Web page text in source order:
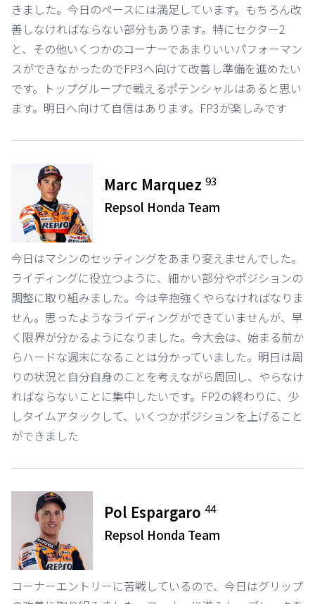
きました。今日のペースには満足しています。もちろん改
善しなければならない部分もあります。特にセクター2
と、その他いくつかのコーナーであまりいいパフォーマン
スができなかったのでFP3へ向けて改善し準備を進めたい
です。トップグループで戦えるポテンシャルはあると思い
ます。明日へ向けて自信はあります。FP3が楽しみです
Marc Marquez93
Repsol Honda Team
今日はマシンのセッティングをあまり変えませんでした。
ライディングに役立つように、細かい部分やポジションの
調整に取り組みました。今は辛抱強くやらなければなりま
せん。思ったようなライディングができていませんが、早
く限界が分かるようになりました。今大会は、始まる前か
らハードな週末になることは分かっていました。明日は周
りの状況と自分自身のことを考えながら周回し、やらなけ
ればならないことに集中したいです。FP2の終わりに、少
しタイムアタックして、いくつかポジションを上げること
ができました
Pol Espargaro44
Repsol Honda Team
コーナーエントリーに苦戦しているので、今日はグリップ